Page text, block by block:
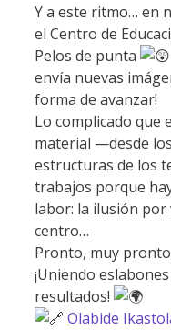
Y a este ritmo… en
el Centro de
Pelos de punta
envía nuevas
forma de avanzar!
Lo complicado que
material —desde
estructuras de los
trabajos porque
labor: la ilusión
centro…
Pronto, muy
¡Uniendo
resultados!
Olabide